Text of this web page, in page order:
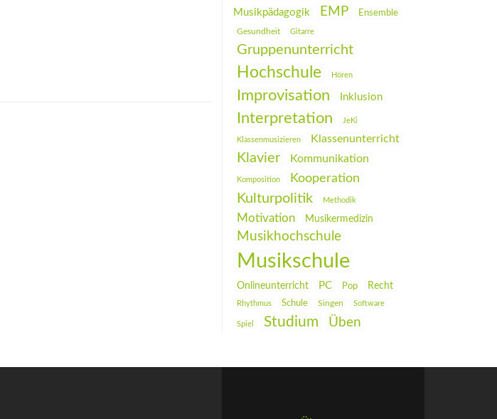
Musikpädagogik
EMP Ensemble
Gesundheit Gitarre
Gruppenunterricht
Hochschule Hören
Improvisation Inklusion
Interpretation JeKi
Klassenmusizieren Klassenunterricht
Klavier Kommunikation
Komposition Kooperation
Kulturpolitik Methodik
Motivation Musikermedizin
Musikhochschule
Musikschule
Onlineunterricht PC Pop Recht
Rhythmus Schule Singen Software
Spiel Studium Üben